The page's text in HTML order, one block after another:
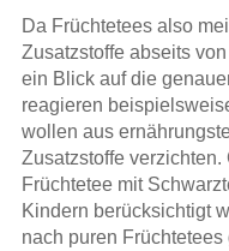
Da Früchtetees also
Zusatzstoffe abseits
ein Blick auf die
reagieren
wollen aus
Zusatzstoffe
Früchtetee mit
Kindern berücksichtigt
nach puren